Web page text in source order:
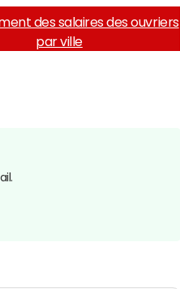
des salaires des ouvriers
par ville